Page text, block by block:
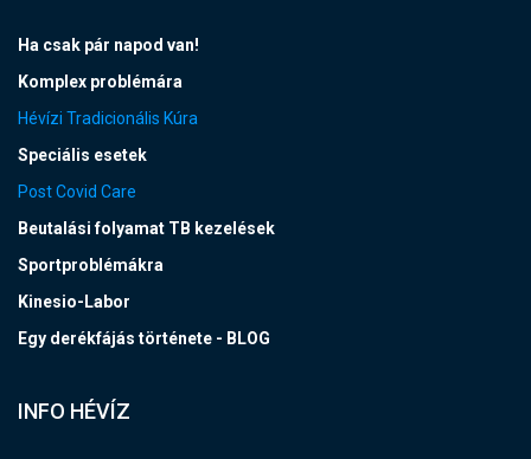
Ha csak pár napod van!
Komplex problémára
Hévízi Tradicionális Kúra
Speciális esetek
Post Covid Care
Beutalási folyamat TB kezelések
Sportproblémákra
Kinesio-Labor
Egy derékfájás története - BLOG
INFO HÉVÍZ